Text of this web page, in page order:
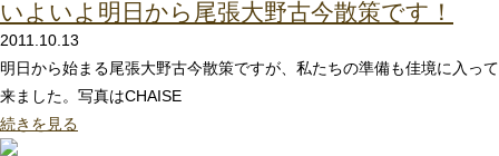
いよいよ明日から尾張大野古今散策です！
2011.10.13
明日から始まる尾張大野古今散策ですが、私たちの準備も佳境に入って
来ました。写真はCHAISE
続きを見る